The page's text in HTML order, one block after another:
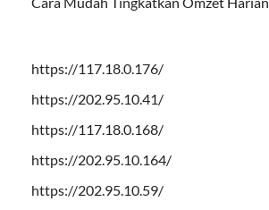
https://117.18.0.176/
https://202.95.10.41/
https://117.18.0.168/
https://202.95.10.164/
https://202.95.10.59/